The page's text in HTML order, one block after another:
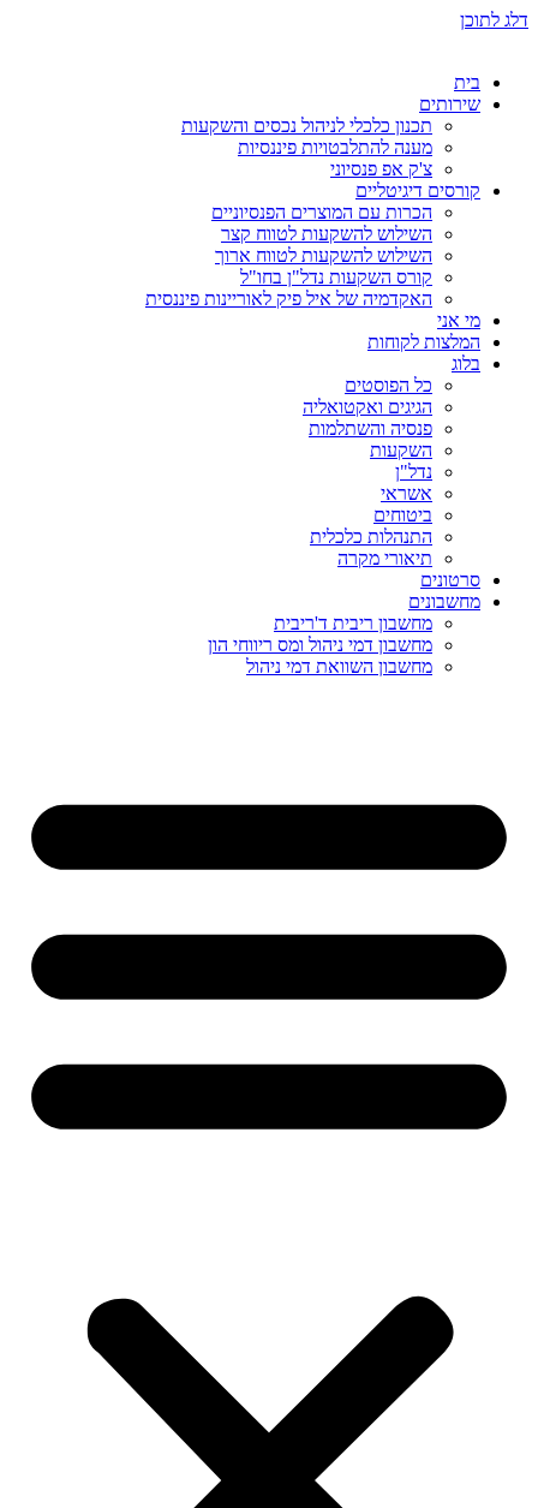
דלג לתוכן
בית
שירותים
תכנון כלכלי לניהול נכסים והשקעות
מענה להתלבטויות פיננסיות
צ'ק אפ פנסיוני
קורסים דיגיטליים
הכרות עם המוצרים הפנסיוניים
השילוש להשקעות לטווח קצר
השילוש להשקעות לטווח ארוך
קורס השקעות נדל"ן בחו"ל
האקדמיה של איל פיק לאוריינות פיננסית
מי אני
המלצות לקוחות
בלוג
כל הפוסטים
הגיגים ואקטואליה
פנסיה והשתלמות
השקעות
נדל"ן
אשראי
ביטוחים
התנהלות כלכלית
תיאורי מקרה
סרטונים
מחשבונים
מחשבון ריבית ד'ריבית
מחשבון דמי ניהול ומס ריווחי הון
מחשבון השוואת דמי ניהול